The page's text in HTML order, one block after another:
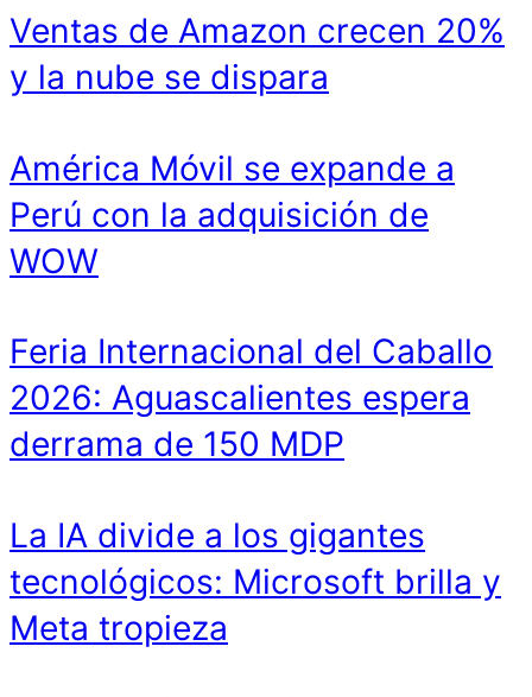
Ventas de Amazon crecen 20%
y la nube se dispara
América Móvil se expande a
Perú con la adquisición de
WOW
Feria Internacional del Caballo
2026: Aguascalientes espera
derrama de 150 MDP
La IA divide a los gigantes
tecnológicos: Microsoft brilla y
Meta tropieza